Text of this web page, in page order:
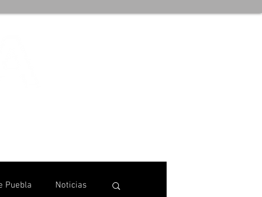
Puebla Noticias